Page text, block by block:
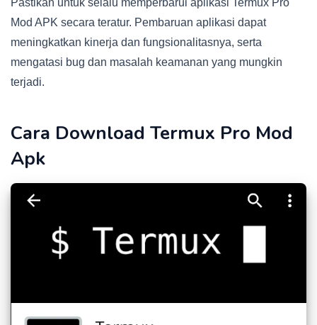
Pastikan untuk selalu memperbarui aplikasi Termux Pro
Mod APK secara teratur. Pembaruan aplikasi dapat
meningkatkan kinerja dan fungsionalitasnya, serta
mengatasi bug dan masalah keamanan yang mungkin
terjadi.
Cara Download Termux Pro Mod
Apk